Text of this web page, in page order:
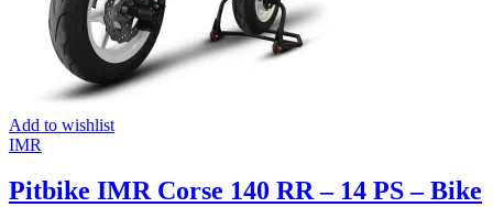
Add to wishlist
IMR
Pitbike IMR Corse 140 RR – 14 PS – Bike